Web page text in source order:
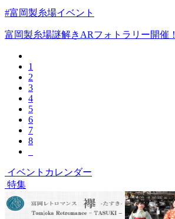
#富岡製糸場イベント
富岡製糸場謎解きARフォトラリー開催！
1
2
3
4
5
6
7
8
イベントカレンダー
特集